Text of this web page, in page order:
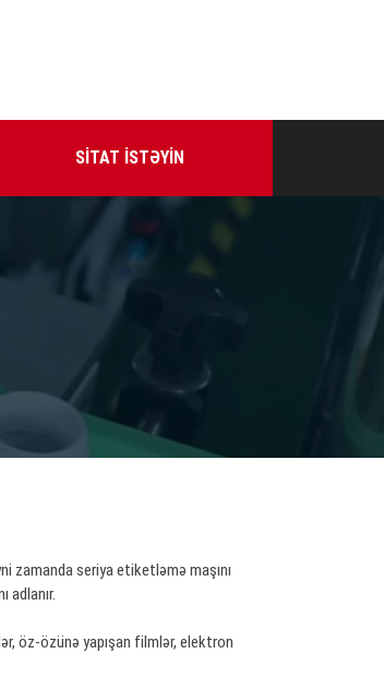
SITAT ISTƏYIN
zamanda seriya etiketləmə maşını
adlanır.
öz-özünə yapışan filmlər, elektron